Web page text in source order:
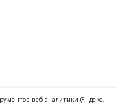
веб-аналитики (Яндекс.